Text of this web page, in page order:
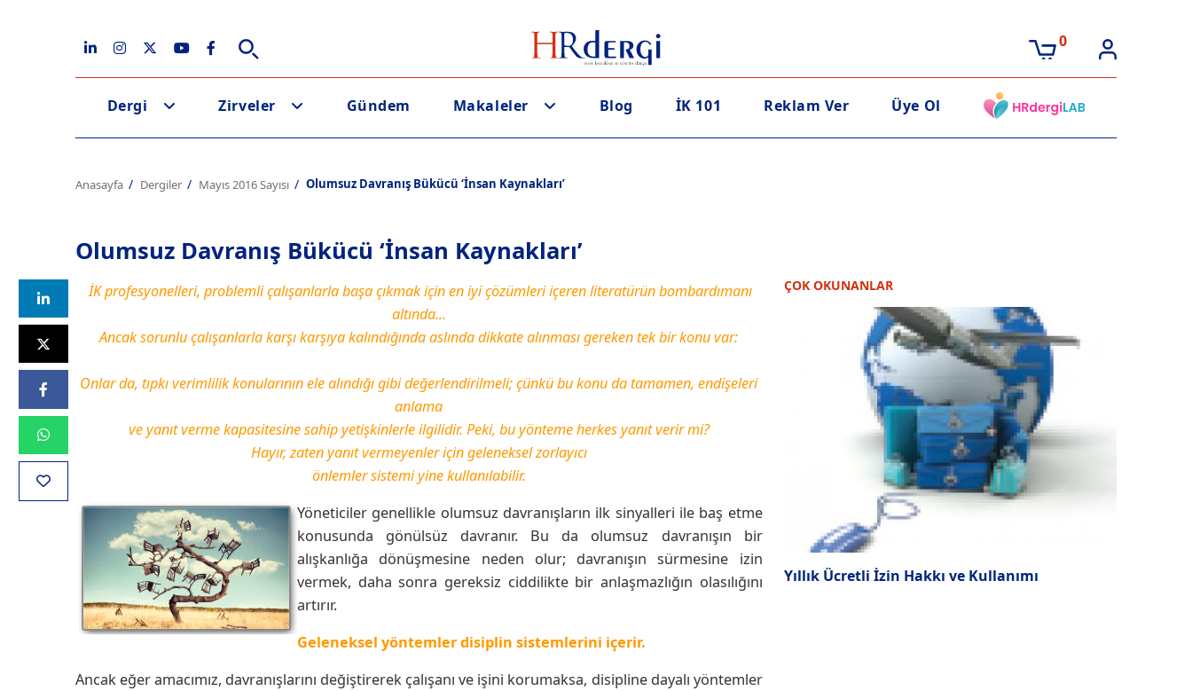
0
Dergi Zirveler Gündem Makaleler Blog İK 101 Reklam Ver Üye Ol
Anasayfa Dergiler Mayıs 2016 Sayısı Olumsuz Davranış Bükücü ‘İnsan Kaynakları’
Olumsuz Davranış Bükücü ‘İnsan Kaynakları’
İK profesyonelleri, problemli çalışanlarla başa çıkmak için en iyi çözümleri içeren literatürün bombardımanı
altında...
Ancak sorunlu çalışanlarla karşı karşıya kalındığında aslında dikkate alınması gereken tek bir konu var:
Onlar da, tıpkı verimlilik konularının ele alındığı gibi değerlendirilmeli; çünkü bu konu da tamamen, endişeleri
anlama
ve yanıt verme kapasitesine sahip yetişkinlerle ilgilidir. Peki, bu yönteme herkes yanıt verir mi?
Hayır, zaten yanıt vermeyenler için geleneksel zorlayıcı
önlemler sistemi yine kullanılabilir.
Yöneticiler genellikle olumsuz davranışların ilk sinyalleri ile baş etme
konusunda gönülsüz davranır. Bu da olumsuz davranışın bir
alışkanlığa dönüşmesine neden olur; davranışın sürmesine izin
vermek, daha sonra gereksiz ciddilikte bir anlaşmazlığın olasılığını
artırır.
Geleneksel yöntemler disiplin sistemlerini içerir.
Ancak eğer amacımız, davranışlarını değiştirerek çalışanı ve işini korumaksa, disipline dayalı yöntemler
ÇOK OKUNANLAR
Yıllık Ücretli İzin Hakkı ve Kullanımı